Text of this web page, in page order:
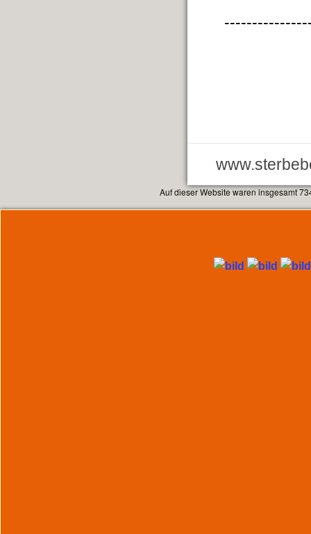
Auf dieser Website waren insgesamt